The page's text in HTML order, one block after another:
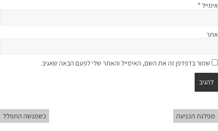
אימייל *
אתר
שמור בדפדפן זה את השם, האימייל והאתר שלי לפעם הבאה שאגיב.
מפלגת הכניעה כשמנשה התפלל